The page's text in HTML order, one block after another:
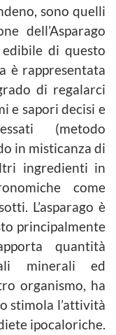
sono quelli
dell’Asparago
di questo
è rappresentata
di regalarci
e sapori decisi e
(metodo
in misticanza di
ingredienti in
come
L’asparago è
principalmente
quantità
minerali ed
organismo, ha
stimola l’attività
ipocaloriche.